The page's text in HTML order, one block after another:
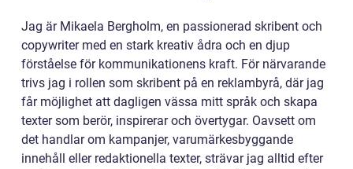
Jag är Mikaela Bergholm, en passionerad skribent och
copywriter med en stark kreativ ådra och en djup
förståelse för kommunikationens kraft. För närvarande
trivs jag i rollen som skribent på en reklambyrå, där jag
får möjlighet att dagligen vässa mitt språk och skapa
texter som berör, inspirerar och övertygar. Oavsett om
det handlar om kampanjer, varumärkesbyggande
innehåll eller redaktionella texter, strävar jag alltid efter